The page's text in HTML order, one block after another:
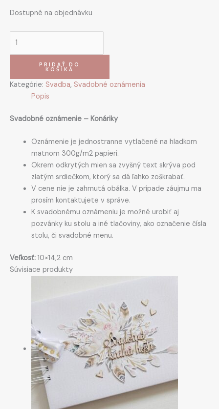
Dostupné na objednávku
PRIDAŤ DO
KOŠÍKA
Kategórie: Svadba, Svadobné oznámenia
Popis
Svadobné oznámenie – Konáriky
Oznámenie je jednostranne vytlačené na hladkom
matnom 300g/m2 papieri.
Okrem odkrytých mien sa zvyšný text skrýva pod
zlatým srdiečkom, ktorý sa dá ľahko zoškrabať.
V cene nie je zahrnutá obálka. V prípade záujmu ma
prosím kontaktujete v správe.
K svadobnému oznámeniu je možné urobiť aj
pozvánky ku stolu a iné tlačoviny, ako označenie čísla
stolu, či svadobné menu.
Veľkosť: 10×14,2 cm
Súvisiace produkty